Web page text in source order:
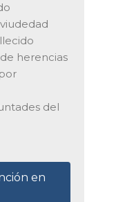
herencias
del
en